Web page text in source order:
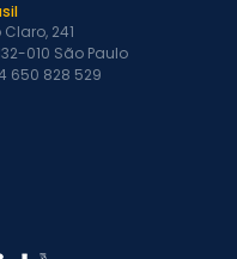
Claro, 241
010 São Paulo
650 828 529